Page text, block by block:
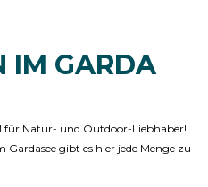
IM GARDA
für Natur- und Outdoor-Liebhaber!
gibt es hier jede Menge zu